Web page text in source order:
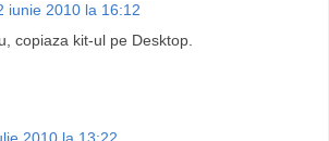
iunie 2010 la 16:12
copiaza kit-ul pe Desktop.